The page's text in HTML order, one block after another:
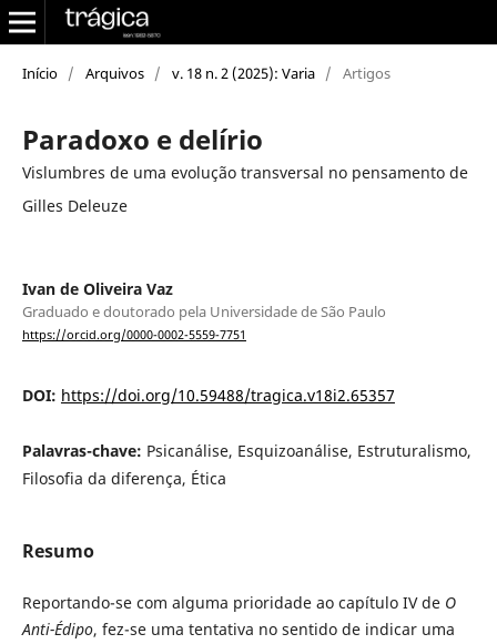
Início / Arquivos / v. 18 n. 2 (2025): Varia / Artigos
Paradoxo e delírio
Vislumbres de uma evolução transversal no pensamento de
Gilles Deleuze
Ivan de Oliveira Vaz
Graduado e doutorado pela Universidade de São Paulo
https://orcid.org/0000-0002-5559-7751
DOI: https://doi.org/10.59488/tragica.v18i2.65357
Palavras-chave: Psicanálise, Esquizoanálise, Estruturalismo,
Filosofia da diferença, Ética
Resumo
Reportando-se com alguma prioridade ao capítulo IV de O
Anti-Édipo, fez-se uma tentativa no sentido de indicar uma